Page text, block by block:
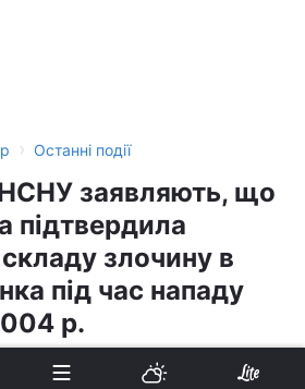
› Останні події
заявляють, що
підтвердила
складу злочину в
під час нападу
р.